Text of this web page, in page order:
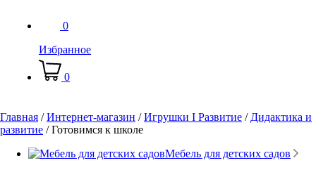
0
Избранное
0
Главная /Интернет-магазин /Игрушки I Развитие / Дидактика и
развитие /Готовимся к школе
Мебель для детских садов